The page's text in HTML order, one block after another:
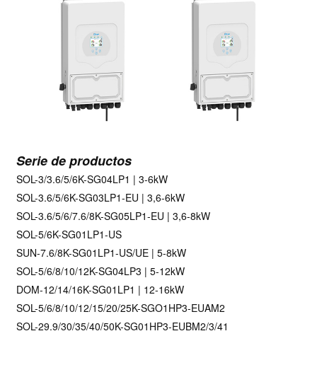
Serie de productos
SOL-3/3.6/5/6K-SG04LP1 | 3-6kW
SOL-3.6/5/6K-SG03LP1-EU | 3,6-6kW
SOL-3.6/5/6/7.6/8K-SG05LP1-EU | 3,6-8kW
SOL-5/6K-SG01LP1-US
SUN-7.6/8K-SG01LP1-US/UE | 5-8kW
SOL-5/6/8/10/12K-SG04LP3 | 5-12kW
DOM-12/14/16K-SG01LP1 | 12-16kW
SOL-5/6/8/10/12/15/20/25K-SGO1HP3-EUAM2
SOL-29.9/30/35/40/50K-SG01HP3-EUBM2/3/41